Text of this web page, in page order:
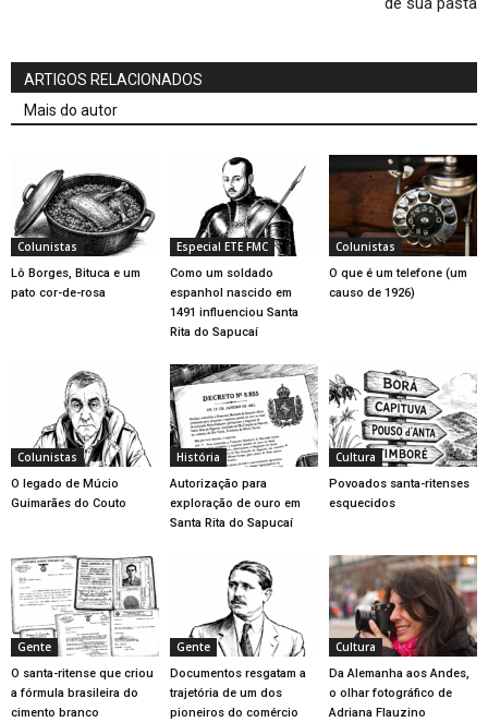
ARTIGOS RELACIONADOS
Mais do autor
Colunistas
Lô Borges, Bituca e um
pato cor-de-rosa
Especial ETE FMC
Como um soldado
espanhol nascido em
1491 influenciou Santa
Rita do Sapucaí
Colunistas
O que é um telefone (um
causo de 1926)
Colunistas
O legado de Múcio
Guimarães do Couto
História
Autorização para
exploração de ouro em
Santa Rita do Sapucaí
Cultura
Povoados santa-ritenses
esquecidos
Gente
O santa-ritense que criou
a fórmula brasileira do
cimento branco
Gente
Documentos resgatam a
trajetória de um dos
pioneiros do comércio
Cultura
Da Alemanha aos Andes,
o olhar fotográfico de
Adriana Flauzino